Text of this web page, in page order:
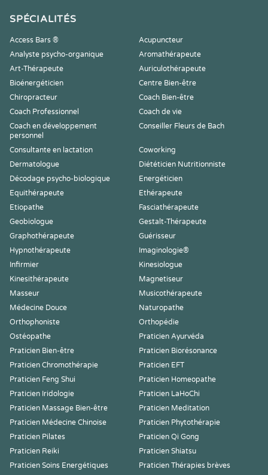
SPÉCIALITÉS
Access Bars ®
Acupuncteur
Analyste psycho-organique
Aromathérapeute
Art-Thérapeute
Auriculothérapeute
Bioénergéticien
Centre Bien-être
Chiropracteur
Coach Bien-être
Coach Professionnel
Coach de vie
Coach en développement
personnel
Conseiller Fleurs de Bach
Consultante en lactation
Coworking
Dermatologue
Diététicien Nutritionniste
Décodage psycho-biologique
Energéticien
Equithérapeute
Ethérapeute
Etiopathe
Fasciathérapeute
Geobiologue
Gestalt-Thérapeute
Graphothérapeute
Guérisseur
Hypnothérapeute
Imaginologie®
Infirmier
Kinesiologue
Kinesithérapeute
Magnetiseur
Masseur
Musicothérapeute
Médecine Douce
Naturopathe
Orthophoniste
Orthopédie
Ostéopathe
Praticien Ayurvéda
Praticien Bien-être
Praticien Biorésonance
Praticien Chromothérapie
Praticien EFT
Praticien Feng Shui
Praticien Homeopathe
Praticien Iridologie
Praticien LaHoChi
Praticien Massage Bien-être
Praticien Meditation
Praticien Médecine Chinoise
Praticien Phytothérapie
Praticien Pilates
Praticien Qi Gong
Praticien Reiki
Praticien Shiatsu
Praticien Soins Energétiques
Praticien Thérapies brèves